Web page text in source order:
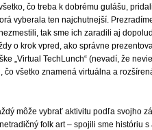
čo treba k dobrému gulášu,
vyberala ten najchutnejší.
tak sme ich zaradili aj
o krok vpred, ako správne
„Virtual TechLunch“ (nevadí, že
čo všetko znamená virtuálna a
môže vybrať aktivitu podľa svojho
folk art – spojili sme históriu